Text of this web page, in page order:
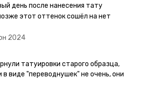
инструкция, но я предпочла
- оставила наклейку на теле на
- на утро эффект
неподвижных частях тела тату
нужно обдуманно выбирать куда
рисунок начнёт стираться -
убрать оставшийся контур.
день после нанесения тату
этот оттенок сошёл на нет
2024
татуировки старого образца,
виде "переводнушек" не очень, они
не те темнели, а после душа